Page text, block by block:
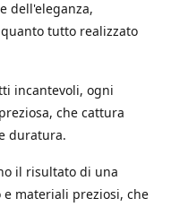
dell'eleganza,
tutto realizzato
incantevoli, ogni
che cattura
duratura.
il risultato di una
materiali preziosi, che